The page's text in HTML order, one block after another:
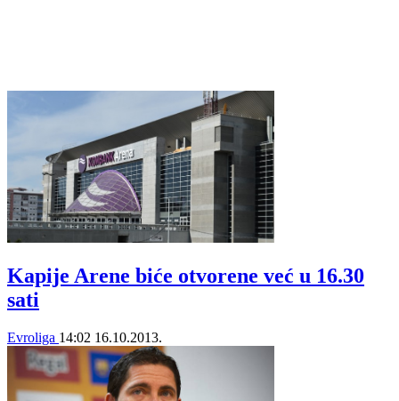
Kapije Arene biće otvorene već u 16.30
sati
Evroliga 14:02 16.10.2013.